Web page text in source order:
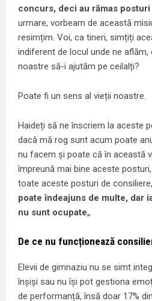
concurs, deci au rămas
urmare, vorbeam de această
resimțim. Voi, ca tineri, simțiți
indiferent de locul unde ne aflăm,
noastre să-i ajutăm pe ceilalți?
Poate fi un sens al vieții noastre.
Haideți să ne înscriem la aceste
dacă mă rog sunt acum poate
nu facem și poate că în această
împreună mai bine aceste
toate aceste posturi de consiliere,
poate îndeajuns de multe, dar
nu sunt ocupate„.
De ce nu funcționează
Elevii de gimnaziu nu se simt
înșiși sau nu își pot gestiona
de performanță, însă doar 17%